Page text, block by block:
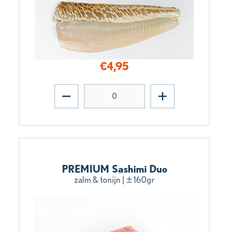
€4,95
PREMIUM Sashimi Duo
zalm & tonijn | ±160gr